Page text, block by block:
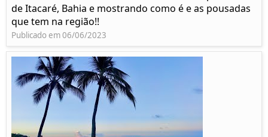
de Itacaré, Bahia e mostrando como é e as pousadas
que tem na região!!
Publicado em 06/06/2023